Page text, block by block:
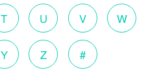
T U V W
Y Z #